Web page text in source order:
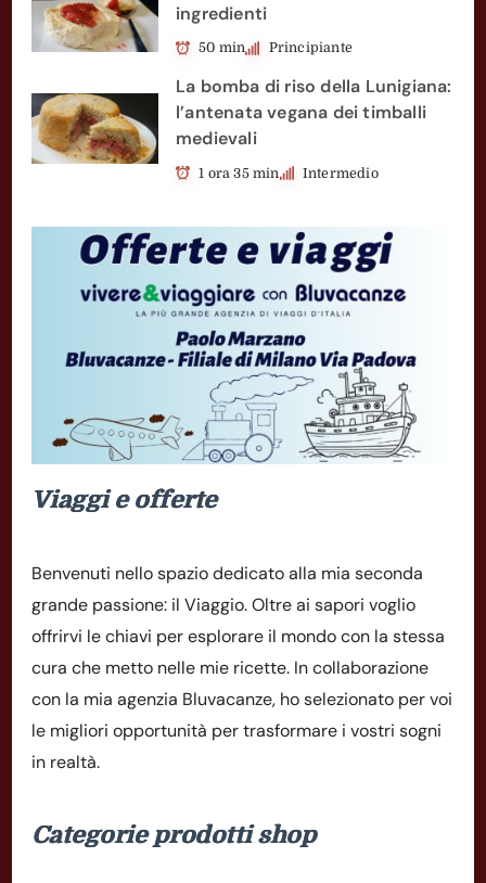
ingredienti
50 min Principiante
La bomba di riso della Lunigiana:
l’antenata vegana dei timballi
medievali
1 ora 35 min Intermedio
Viaggi e offerte
Benvenuti nello spazio dedicato alla mia seconda
grande passione: il Viaggio. Oltre ai sapori voglio
offrirvi le chiavi per esplorare il mondo con la stessa
cura che metto nelle mie ricette. In collaborazione
con la mia agenzia Bluvacanze, ho selezionato per voi
le migliori opportunità per trasformare i vostri sogni
in realtà.
Categorie prodotti shop